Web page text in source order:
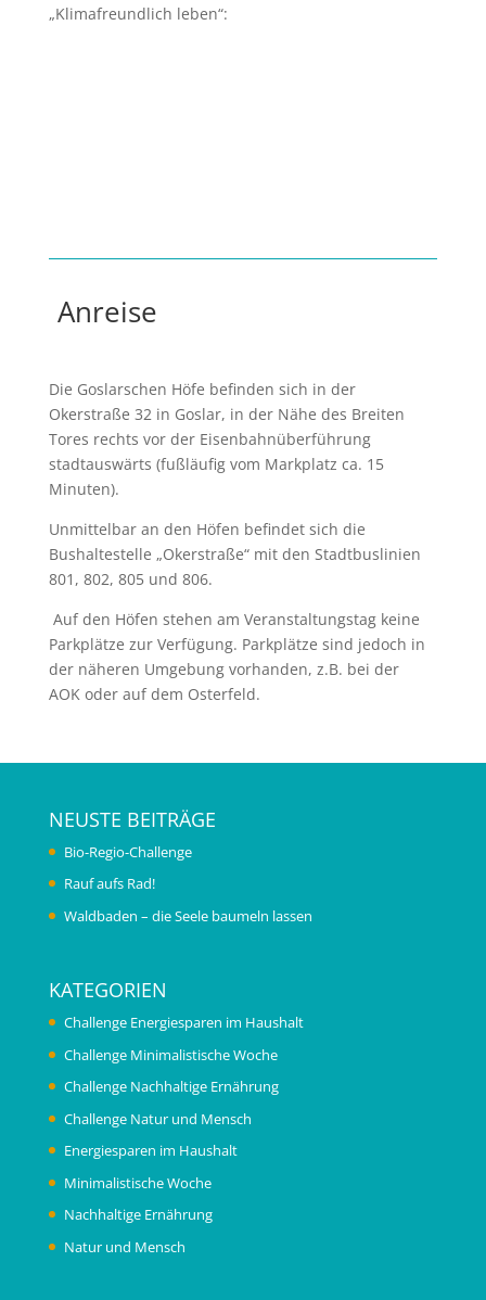
„Klimafreundlich leben“:
Anreise
Die Goslarschen Höfe befinden sich in der
Okerstraße 32 in Goslar, in der Nähe des Breiten
Tores rechts vor der Eisenbahnüberführung
stadtauswärts (fußläufig vom Markplatz ca. 15
Minuten).
Unmittelbar an den Höfen befindet sich die
Bushaltestelle „Okerstraße“ mit den Stadtbuslinien
801, 802, 805 und 806.
Auf den Höfen stehen am Veranstaltungstag keine
Parkplätze zur Verfügung. Parkplätze sind jedoch in
der näheren Umgebung vorhanden, z.B. bei der
AOK oder auf dem Osterfeld.
NEUSTE BEITRÄGE
Bio-Regio-Challenge
Rauf aufs Rad!
Waldbaden – die Seele baumeln lassen
KATEGORIEN
Challenge Energiesparen im Haushalt
Challenge Minimalistische Woche
Challenge Nachhaltige Ernährung
Challenge Natur und Mensch
Energiesparen im Haushalt
Minimalistische Woche
Nachhaltige Ernährung
Natur und Mensch